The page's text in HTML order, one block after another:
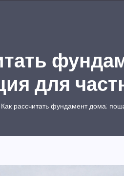
для
Как рассчитать фундамент дома: